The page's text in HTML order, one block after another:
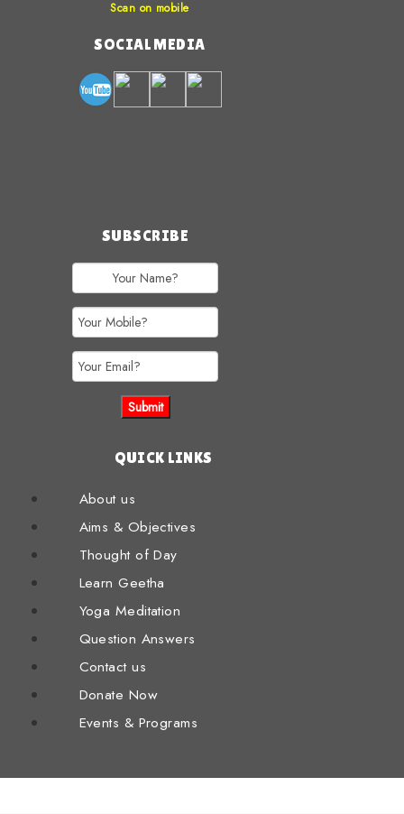
Scan on mobile
SOCIAL MEDIA
SUBSCRIBE
QUICK LINKS
About us
Aims & Objectives
Thought of Day
Learn Geetha
Yoga Meditation
Question Answers
Contact us
Donate Now
Events & Programs